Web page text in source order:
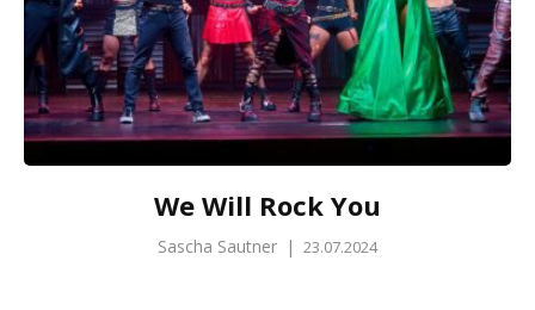
We Will Rock You
Sascha Sautner | 23.07.2024